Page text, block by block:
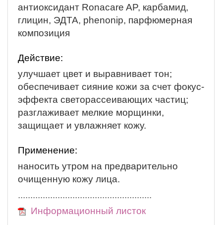
антиоксидант Ronacare AP, карбамид,
глицин, ЭДТА, рhenonip, парфюмерная
композиция
Действие:
улучшает цвет и выравнивает тон;
обеспечивает сияние кожи за счет фокус-
эффекта светорассеивающих частиц;
разглаживает мелкие морщинки,
защищает и увлажняет кожу.
Применение:
наносить утром на предварительно
очищенную кожу лица.
......................................................
Информационный листок